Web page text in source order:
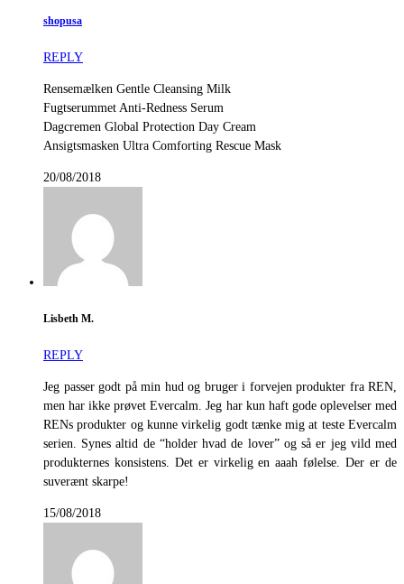
shopusa
REPLY
Rensemælken Gentle Cleansing Milk
Fugtserummet Anti-Redness Serum
Dagcremen Global Protection Day Cream
Ansigtsmasken Ultra Comforting Rescue Mask
20/08/2018
Lisbeth M.
REPLY
Jeg passer godt på min hud og bruger i forvejen produkter fra REN,
men har ikke prøvet Evercalm. Jeg har kun haft gode oplevelser med
RENs produkter og kunne virkelig godt tænke mig at teste Evercalm
serien. Synes altid de “holder hvad de lover” og så er jeg vild med
produkternes konsistens. Det er virkelig en aaah følelse. Der er de
suverænt skarpe!
15/08/2018